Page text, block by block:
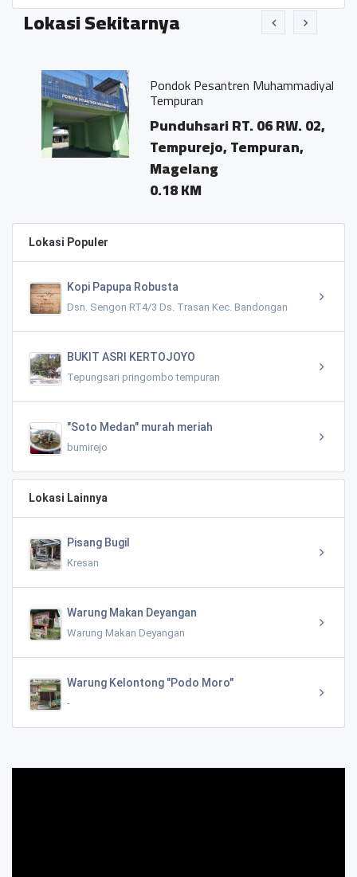
Lokasi Sekitarnya
Pondok Pesantren Muhammadiyah
Tempuran
Punduhsari RT. 06 RW. 02,
Tempurejo, Tempuran,
Magelang
0.18 KM
Lokasi Populer
Kopi Papupa Robusta
Dsn. Sengon RT4/3 Ds. Trasan Kec. Bandongan
BUKIT ASRI KERTOJOYO
Tepungsari pringombo tempuran
"Soto Medan" murah meriah
bumirejo
Lokasi Lainnya
Pisang Bugil
Kresan
Warung Makan Deyangan
Warung Makan Deyangan
Warung Kelontong "Podo Moro"
-